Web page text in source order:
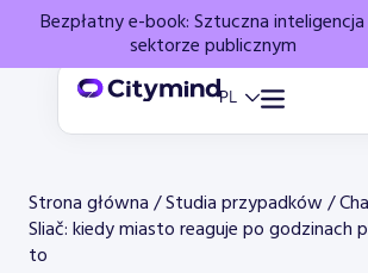
Bezpłatny e-book: Sztuczna
sektorze publicznym
Strona główna/Studia przypadków/
Sliač: kiedy miasto reaguje po godzinach
to